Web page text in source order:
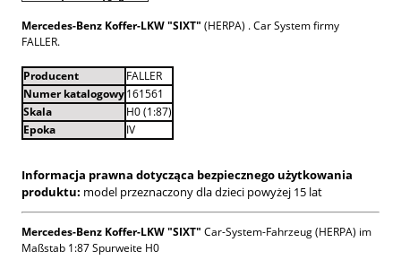
Mercedes-Benz Koffer-LKW "SIXT" (HERPA) . Car System firmy
FALLER.
Producent
FALLER
Numer katalogowy161561
Skala
H0 (1:87)
Epoka
IV
Informacja prawna dotycząca bezpiecznego użytkowania
produktu: model przeznaczony dla dzieci powyżej 15 lat
Mercedes-Benz Koffer-LKW "SIXT" Car-System-Fahrzeug (HERPA) im
Maßstab 1:87 Spurweite H0